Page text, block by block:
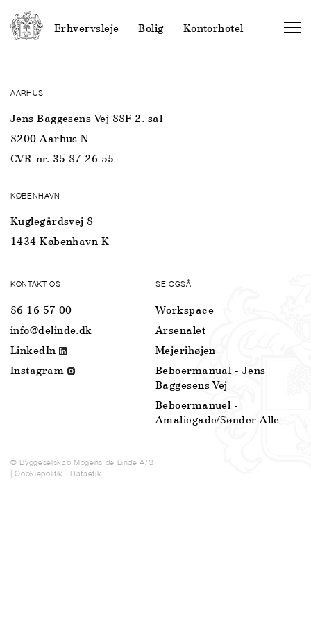
AARHUS
Jens Baggesens Vej 88F 2. sal
8200 Aarhus N
CVR-nr. 35 87 26 55
KØBENHAVN
Kuglegårdsvej 8
1434 København K
KONTAKT OS
86 16 57 00
info@delinde.dk
LinkedIn
Instagram
SE OGSÅ
Workspace
Arsenalet
Mejerihøjen
Beboermanual - Jens
Baggesens Vej
Beboermanuel -
Amaliegade/Sønder Alle
© Byggeselskab Mogens de Linde A/S
|Cookiepolitik | Dataetik
Erhvervsleje Bolig Kontorhotel